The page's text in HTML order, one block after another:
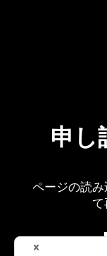
申し
ページの読
て